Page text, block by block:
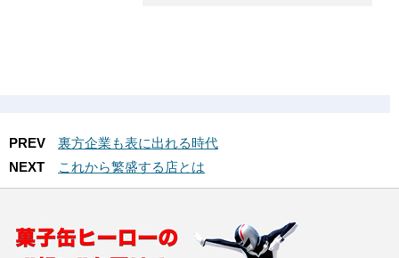
PREV
裏方企業も表に出れる時代
NEXT
これから繁盛する店とは